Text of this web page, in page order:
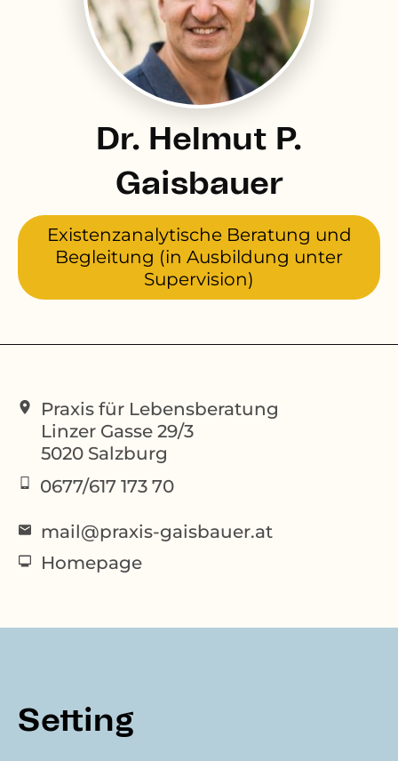
Dr. Helmut P.
Gaisbauer
Existenzanalytische Beratung und
Begleitung (in Ausbildung unter
Supervision)
Praxis für Lebensberatung
Linzer Gasse 29/3
5020 Salzburg
0677/617 173 70
mail@praxis-gaisbauer.at
Homepage
Setting